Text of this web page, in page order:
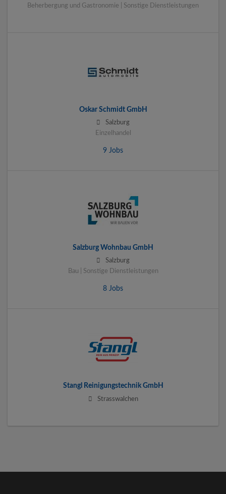
Beherbergung und Gastronomie | Sonstige Dienstleistungen
Oskar Schmidt GmbH
Salzburg
Einzelhandel
9 Jobs
Salzburg Wohnbau GmbH
Salzburg
Bau | Sonstige Dienstleistungen
8 Jobs
Stangl Reinigungstechnik GmbH
Strasswalchen